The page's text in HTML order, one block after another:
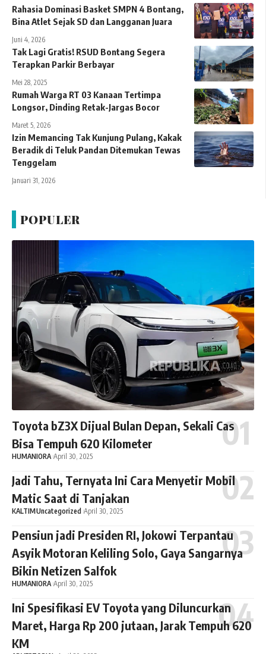
Rahasia Dominasi Basket SMPN 4 Bontang,
Bina Atlet Sejak SD dan Langganan Juara
Juni 4, 2026
Tak Lagi Gratis! RSUD Bontang Segera
Terapkan Parkir Berbayar
Mei 28, 2025
Rumah Warga RT 03 Kanaan Tertimpa
Longsor, Dinding Retak-Jargas Bocor
Maret 5, 2026
Izin Memancing Tak Kunjung Pulang, Kakak
Beradik di Teluk Pandan Ditemukan Tewas
Tenggelam
Januari 31, 2026
POPULER
Toyota bZ3X Dijual Bulan Depan, Sekali Cas
Bisa Tempuh 620 Kilometer
HUMANIORA April 30, 2025
Jadi Tahu, Ternyata Ini Cara Menyetir Mobil
Matic Saat di Tanjakan
KALTIMUncategorized April 30, 2025
Pensiun jadi Presiden RI, Jokowi Terpantau
Asyik Motoran Keliling Solo, Gaya Sangarnya
Bikin Netizen Salfok
HUMANIORA April 30, 2025
Ini Spesifikasi EV Toyota yang Diluncurkan
Maret, Harga Rp 200 jutaan, Jarak Tempuh 620
KM